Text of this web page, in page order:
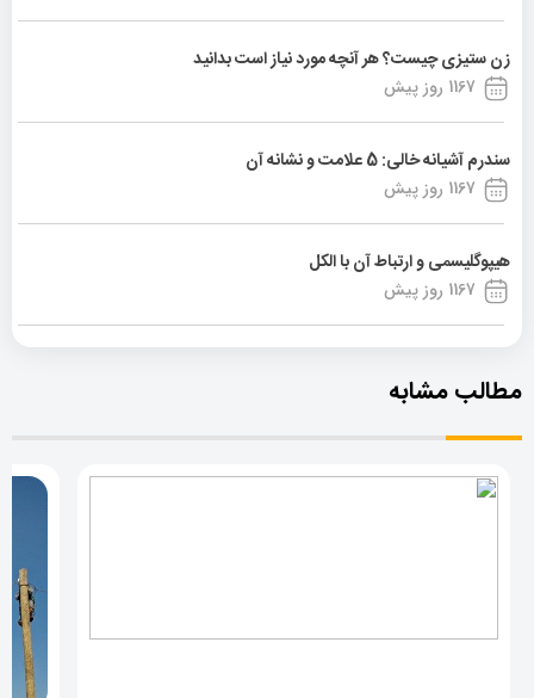
زن ستیزی چیست؟ هر آنچه مورد نیاز است بدانید
1167 روز پیش
سندرم آشیانه خالی: 5 علامت و نشانه آن
1167 روز پیش
هیپوگلیسمی و ارتباط آن با الکل
1167 روز پیش
مطالب مشابه